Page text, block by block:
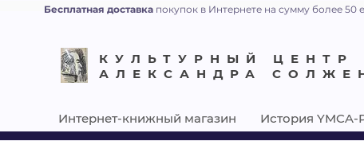
КУЛЬТУРНЫЙ ЦЕНТР
АЛЕКСАНДРА
Интернет-книжный магазин История YMCA-
Бесплатная доставка покупок в Интернете на сумму более 50